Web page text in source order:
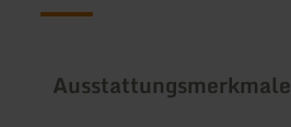
Ausstattungsmerkmale